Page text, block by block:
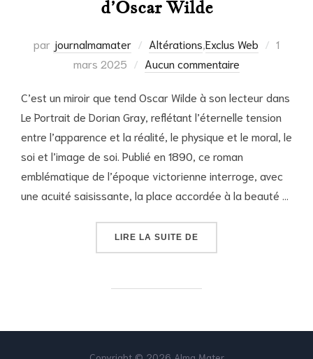
d’Oscar Wilde
par journalmamater Altérations Exclus Web
Publié
1
mars 2025
Aucun commentaire
C’est un miroir que tend Oscar Wilde à son lecteur dans
Le Portrait de Dorian Gray, reflétant l’éternelle tension
entre l’apparence et la réalité, le physique et le moral, le
soi et l’image de soi. Publié en 1890, ce roman
emblématique de l’époque victorienne interroge, avec
une acuité saisissante, la place accordée à la beauté …
LIRE LA SUITE DE